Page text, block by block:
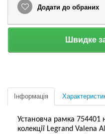
Додати до обраних
Швидке
Інформація
Установча рамка 754401
колекції Legrand Valena